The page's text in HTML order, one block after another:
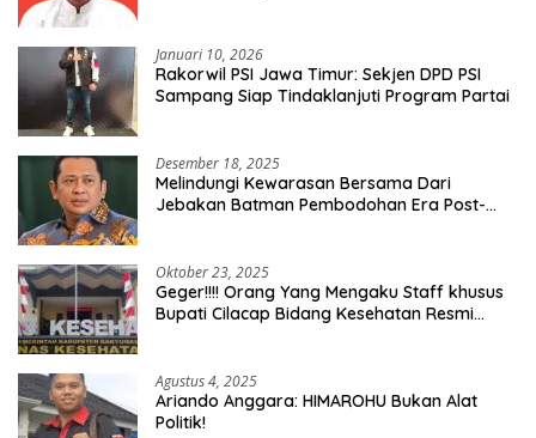
Januari 10, 2026
Rakorwil PSI Jawa Timur: Sekjen DPD PSI
Sampang Siap Tindaklanjuti Program Partai
Desember 18, 2025
Melindungi Kewarasan Bersama Dari
Jebakan Batman Pembodohan Era Post-
Oktober 23, 2025
Geger!!!! Orang Yang Mengaku Staff khusus
Bupati Cilacap Bidang Kesehatan Resmi
Agustus 4, 2025
Ariando Anggara: HIMAROHU Bukan Alat
Politik!